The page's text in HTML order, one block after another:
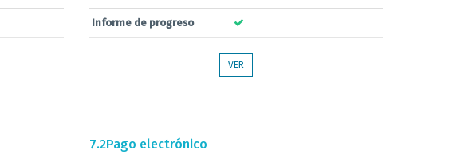
Informe de progreso
VER
7.2Pago electrónico